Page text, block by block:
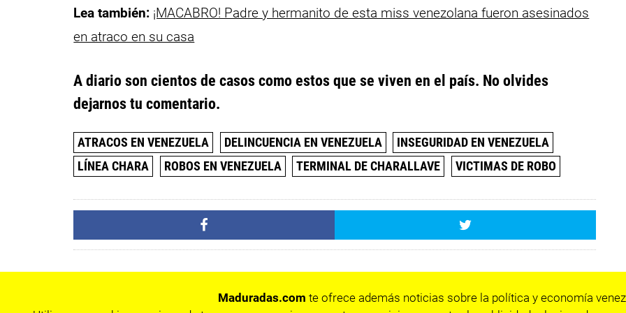
Lea también: ¡MACABRO! Padre y hermanito de esta miss venezolana fueron asesinados
en atraco en su casa
A diario son cientos de casos como estos que se viven en el país. No olvides
dejarnos tu comentario.
ATRACOS EN VENEZUELA DELINCUENCIA EN VENEZUELA
INSEGURIDAD EN VENEZUELA
LÍNEA CHARA
ROBOS EN VENEZUELA TERMINAL DE CHARALLAVE VICTIMAS DE ROBO
Maduradas.com te ofrece además noticias sobre la política y economía